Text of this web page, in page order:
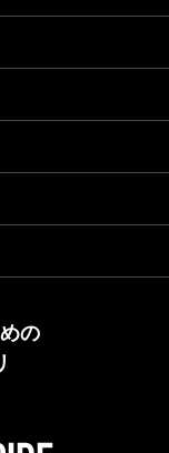
の